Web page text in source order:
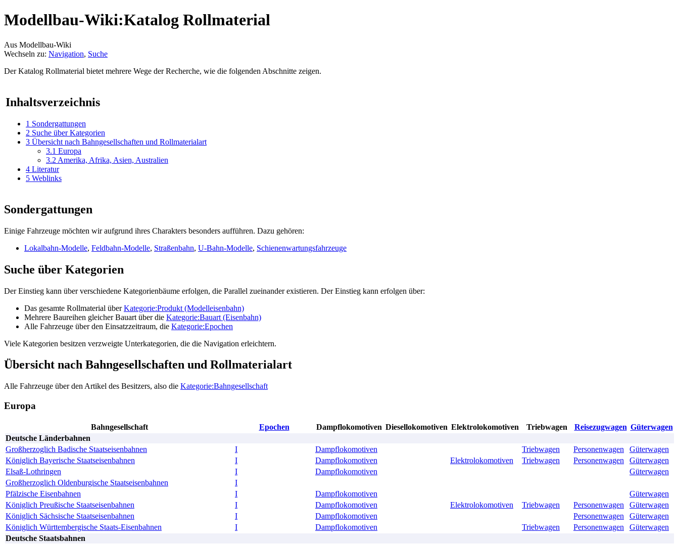
Modellbau-Wiki:Katalog Rollmaterial
Aus Modellbau-Wiki
Wechseln zu: Navigation, Suche
Der Katalog Rollmaterial bietet mehrere Wege der Recherche, wie die folgenden Abschnitte zeigen.
Inhaltsverzeichnis
1 Sondergattungen
2 Suche über Kategorien
3 Übersicht nach Bahngesellschaften und Rollmaterialart
3.1 Europa
3.2 Amerika, Afrika, Asien, Australien
4 Literatur
5 Weblinks
Sondergattungen
Einige Fahrzeuge möchten wir aufgrund ihres Charakters besonders aufführen. Dazu gehören:
Lokalbahn-Modelle, Feldbahn-Modelle, Straßenbahn, U-Bahn-Modelle, Schienenwartungsfahrzeuge
Suche über Kategorien
Der Einstieg kann über verschiedene Kategorienbäume erfolgen, die Parallel zueinander existieren. Der Einstieg kann erfolgen über:
Das gesamte Rollmaterial überKategorie:Produkt (Modelleisenbahn)
Mehrere Baureihen gleicher Bauart über die Kategorie:Bauart (Eisenbahn)
Alle Fahrzeuge über den Einsatzzeitraum, die Kategorie:Epochen
Viele Kategorien besitzen verzweigte Unterkategorien, die die Navigation erleichtern.
Übersicht nach Bahngesellschaften und Rollmaterialart
Alle Fahrzeuge über den Artikel des Besitzers, also die Kategorie:Bahngesellschaft
Europa
Bahngesellschaft Epochen Dampflokomotiven Diesellokomotiven Elektrolokomotiven Triebwagen Reisezugwagen Güterwagen
Deutsche Länderbahnen
Großherzoglich Badische Staatseisenbahnen
I Dampflokomotiven Triebwagen Personenwagen
Güterwagen
Königlich Bayerische Staatseisenbahnen
I Dampflokomotiven Elektrolokomotiven Triebwagen Personenwagen
Güterwagen
Elsaß-Lothringen
I Dampflokomotiven
Güterwagen
Großherzoglich Oldenburgische Staatseisenbahnen
I
Pfälzische Eisenbahnen
I Dampflokomotiven
Güterwagen
Königlich Preußische Staatseisenbahnen
I Dampflokomotiven Elektrolokomotiven Triebwagen Personenwagen
Güterwagen
Königlich Sächsische Staatseisenbahnen
I Dampflokomotiven Personenwagen
Güterwagen
Königlich Württembergische Staats-Eisenbahnen
I Dampflokomotiven Triebwagen Personenwagen
Güterwagen
Deutsche Staatsbahnen